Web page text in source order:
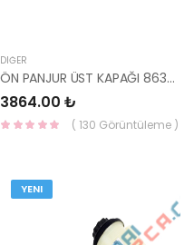
DIĞER
ÖN PANJUR ÜST KAPAĞI 86353-1K000-HMC
3864.00 ₺
( 130 Görüntüleme )
YENI